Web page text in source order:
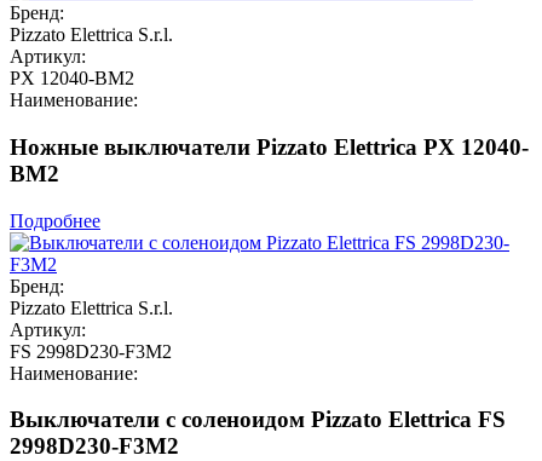
Бренд:
Pizzato Elettrica S.r.l.
Артикул:
PX 12040-BM2
Наименование:
Ножные выключатели Pizzato Elettrica PX 12040-
BM2
Подробнее
Бренд:
Pizzato Elettrica S.r.l.
Артикул:
FS 2998D230-F3M2
Наименование:
Выключатели с соленоидом Pizzato Elettrica FS
2998D230-F3M2